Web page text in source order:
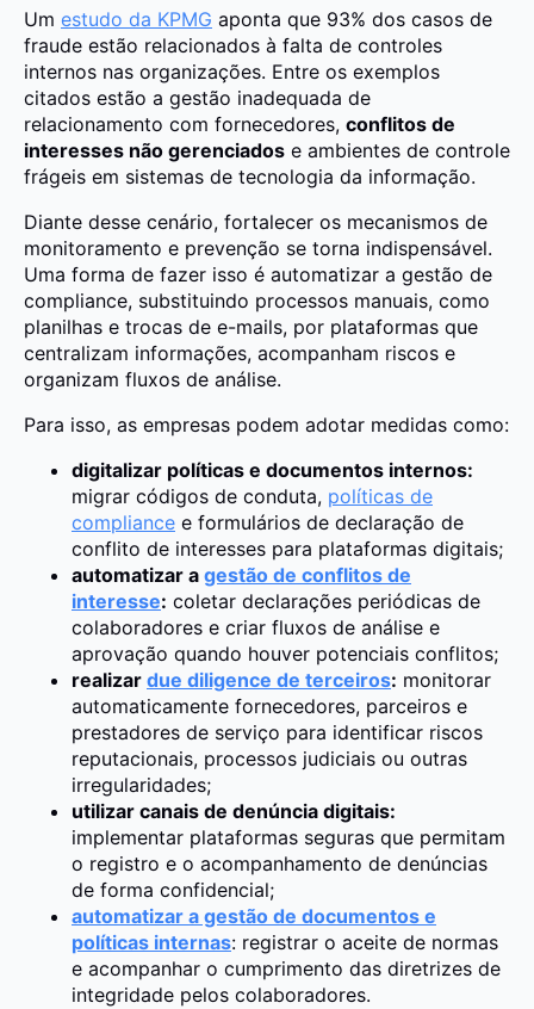
Um estudo da KPMG aponta que 93% dos casos de
fraude estão relacionados à falta de controles
internos nas organizações. Entre os exemplos
citados estão a gestão inadequada de
relacionamento com fornecedores, conflitos de
interesses não gerenciados e ambientes de controle
frágeis em sistemas de tecnologia da informação.
Diante desse cenário, fortalecer os mecanismos de
monitoramento e prevenção se torna indispensável.
Uma forma de fazer isso é automatizar a gestão de
compliance, substituindo processos manuais, como
planilhas e trocas de e-mails, por plataformas que
centralizam informações, acompanham riscos e
organizam fluxos de análise.
Para isso, as empresas podem adotar medidas como:
digitalizar políticas e documentos internos:
migrar códigos de conduta, políticas de
compliance e formulários de declaração de
conflito de interesses para plataformas digitais;
automatizar a gestão de conflitos de
interesse: coletar declarações periódicas de
colaboradores e criar fluxos de análise e
aprovação quando houver potenciais conflitos;
realizar due diligence de terceiros: monitorar
automaticamente fornecedores, parceiros e
prestadores de serviço para identificar riscos
reputacionais, processos judiciais ou outras
irregularidades;
utilizar canais de denúncia digitais:
implementar plataformas seguras que permitam
o registro e o acompanhamento de denúncias
de forma confidencial;
automatizar a gestão de documentos e
políticas internas: registrar o aceite de normas
e acompanhar o cumprimento das diretrizes de
integridade pelos colaboradores.